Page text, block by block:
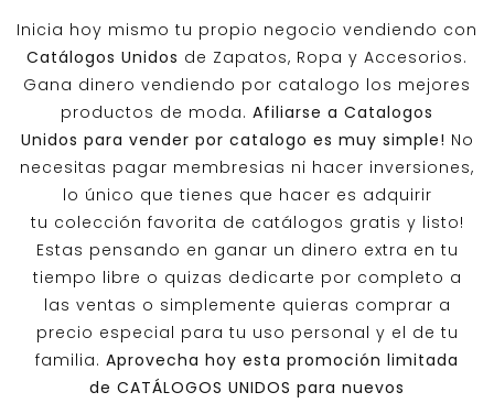
Inicia hoy mismo tu propio negocio vendiendo con
Catálogos Unidos de Zapatos, Ropa y Accesorios.
Gana dinero vendiendo por catalogo los mejores
productos de moda. Afiliarse a Catalogos
Unidos para vender por catalogo es muy simple! No
necesitas pagar membresias ni hacer inversiones,
lo único que tienes que hacer es adquirir
tu colección favorita de catálogos gratis y listo!
Estas pensando en ganar un dinero extra en tu
tiempo libre o quizas dedicarte por completo a
las ventas o simplemente quieras comprar a
precio especial para tu uso personal y el de tu
familia. Aprovecha hoy esta promoción limitada
de CATÁLOGOS UNIDOS para nuevos